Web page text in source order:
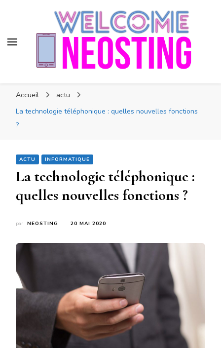
Accueil
actu
La technologie téléphonique : quelles nouvelles fonctions
?
ACTU INFORMATIQUE
La technologie téléphonique :
quelles nouvelles fonctions ?
par NEOSTING 20 MAI 2020